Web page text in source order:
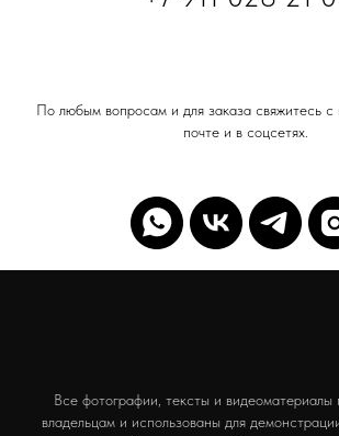
По любым вопросам и для заказа свяжитесь с
почте и в соцсетях.
Все фотографии, тексты и видеоматериалы
владельцам и использованы для